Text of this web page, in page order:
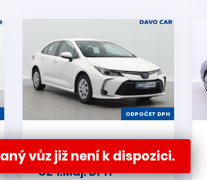
vůz již není k dispozici.
ODPOČET DPH
Toyota Corolla 1.8
Hybrid Active E-CVT
CZ 1.Maj. DPH